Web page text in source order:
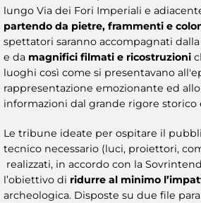
lungo Via dei Fori Imperiali e
partendo da pietre, frammenti e
spettatori saranno accompagnati dalla
e da magnifici filmati e ricostruzioni
luoghi così come si presentavano
rappresentazione emozionante ed
informazioni dal grande rigore storico
Le tribune ideate per ospitare il
tecnico necessario (luci, proiettori,
realizzati, in accordo con la
l’obiettivo di ridurre al minimo
archeologica. Disposte su due file